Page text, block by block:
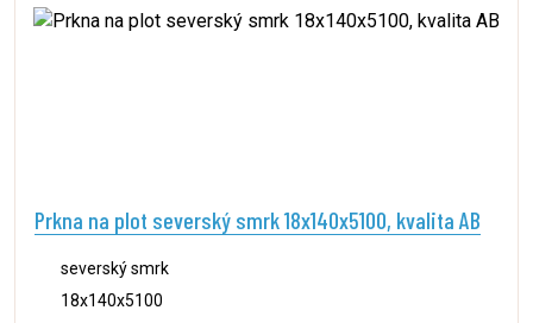
Prkna na plot severský smrk 18x140x5100, kvalita AB
severský smrk
18x140x5100